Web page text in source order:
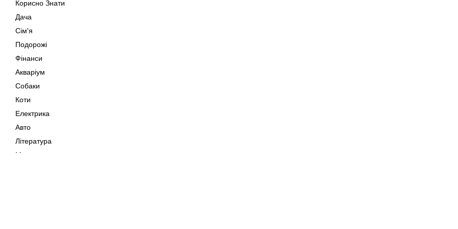
Корисно Знати
Дача
Сім'я
Подорожі
Фінанси
Акваріум
Собаки
Коти
Електрика
Авто
Література
Музика